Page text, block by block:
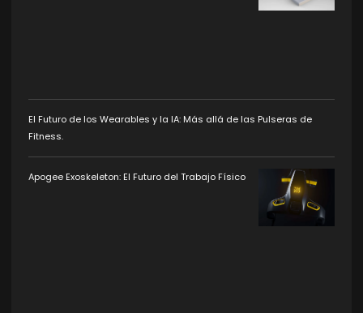
El Futuro de los Wearables y la IA: Más allá de las Pulseras de
Fitness.
Apogee Exoskeleton: El Futuro del Trabajo Físico